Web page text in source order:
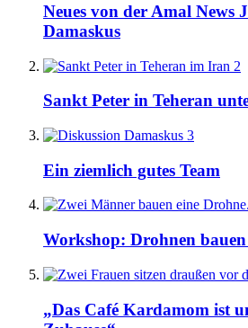
Neues von der Amal News
Damaskus
2
Sankt Peter in Teheran
3
Ein ziemlich gutes Team
Workshop: Drohnen
„Das Café Kardamom ist